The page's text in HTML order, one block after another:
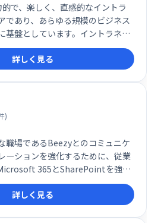
で、楽しく、直感的なイントラ
であり、あらゆる規模のビジネス
基盤としています。イントラネッ
ます。コンサルタントや技術的な
ません。
詳しく見る
)
職場であるBeezyとのコミュニケ
ーションを強化するために、従業
365とSharePointを強化
は、エンドユーザーに馴染み
業環境を促進します。
詳しく見る